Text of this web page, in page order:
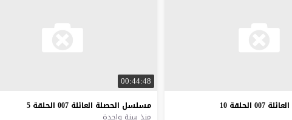
العائلة 007 الحلقة 10
00:44:48
مسلسل الحصلة العائلة 007 الحلقة 5
منذ سنة واحدة